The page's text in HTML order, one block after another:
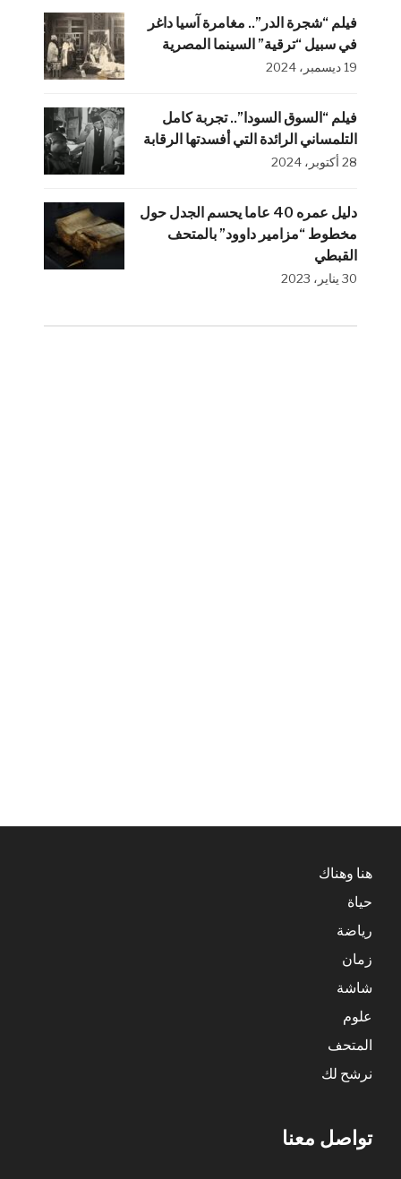
فيلم “شجرة الدر”.. مغامرة آسيا داغر
في سبيل “ترقية” السينما المصرية
19 ديسمبر، 2024
فيلم “السوق السودا”.. تجربة كامل
التلمساني الرائدة التي أفسدتها الرقابة
28 أكتوبر، 2024
دليل عمره 40 عاما يحسم الجدل حول
مخطوط “مزامير داوود” بالمتحف
القبطي
30 يناير، 2023
هنا وهناك
حياة
رياضة
زمان
شاشة
علوم
المتحف
نرشح لك
تواصل معنا